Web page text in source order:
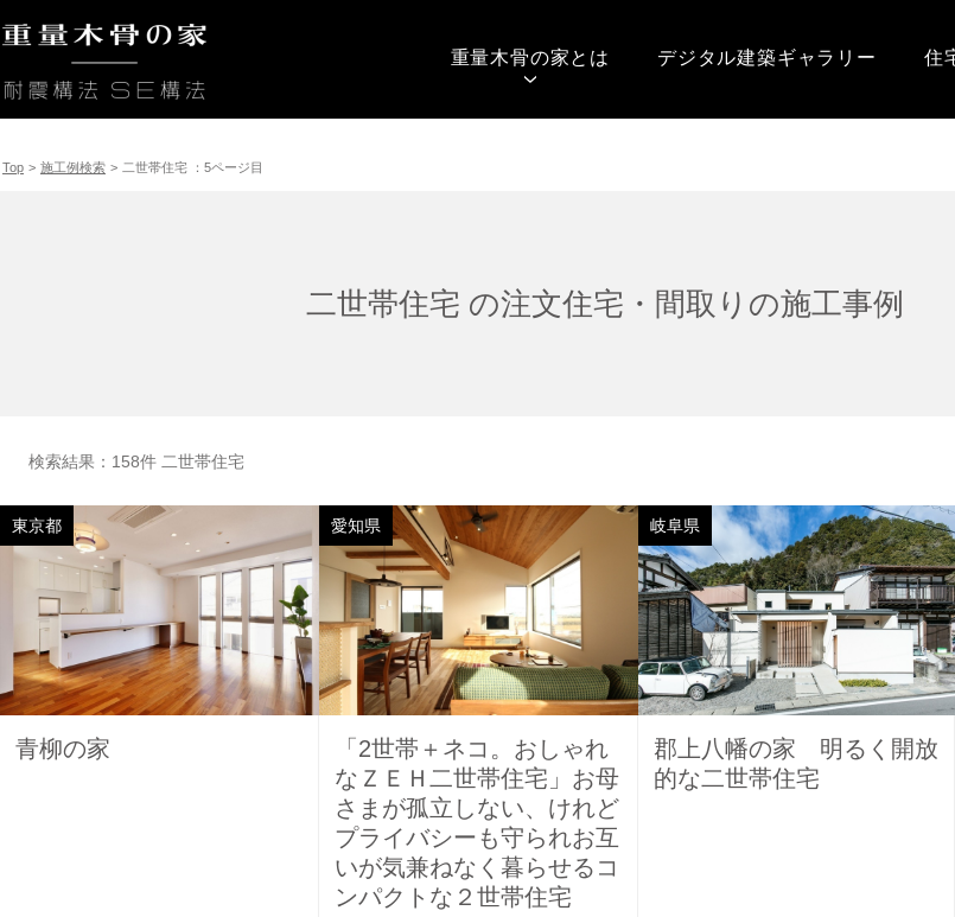
重量木骨の家とは デジタル建築ギャラリー 住
Top > 施工例検索 > 二世帯住宅 ：5ページ目
二世帯住宅 の注文住宅・間取りの施工事例
検索結果：158件 二世帯住宅
東京都
青柳の家
愛知県
「2世帯＋ネコ。おしゃれ
なＺＥＨ二世帯住宅」お母
さまが孤立しない、けれど
プライバシーも守られお互
いが気兼ねなく暮らせるコ
ンパクトな２世帯住宅
岐阜県
郡上八幡の家 明るく開放
的な二世帯住宅